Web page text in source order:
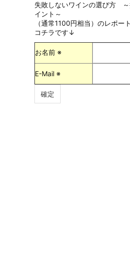
失敗しないワインの選び方
イント～
（通常1100円相当）のレポー
コチラです↓
お名前 ※
E-Mail ※